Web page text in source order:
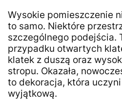
Wysokie pomieszczenie
to samo. Niektóre
szczególnego podejścia.
przypadku otwartych
klatek z duszą oraz
stropu. Okazała,
to dekoracja, która
wyjątkową.